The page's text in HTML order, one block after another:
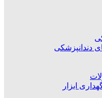
دندانپزشکی
ابزار